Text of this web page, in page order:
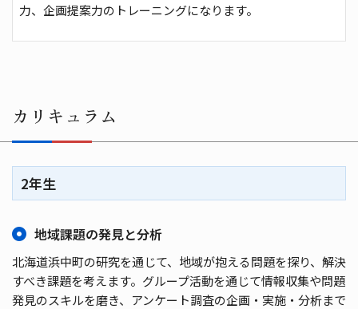
力、企画提案力のトレーニングになります。
カリキュラム
2年生
地域課題の発見と分析
北海道浜中町の研究を通じて、地域が抱える問題を探り、解決
すべき課題を考えます。グループ活動を通じて情報収集や問題
発見のスキルを磨き、アンケート調査の企画・実施・分析まで